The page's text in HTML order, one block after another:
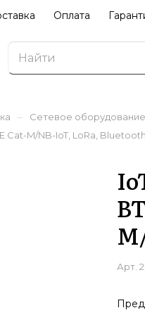
Оплата
– Сетевое оборудование
Cat-M/NB-IoT, LoRa,
Арт.